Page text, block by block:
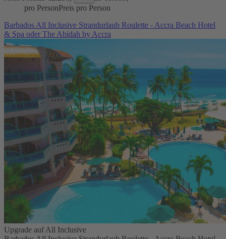
pro PersonPreis pro Person
Barbados All Inclusive Strandurlaub Roulette - Accra Beach Hotel
& Spa oder The Abidah by Accra
Upgrade auf All Inclusive